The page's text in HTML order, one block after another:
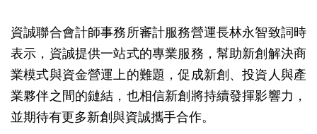
資誠聯合會計師事務所審計服務營運長林永智致詞時
表示，資誠提供一站式的專業服務，幫助新創解決商
業模式與資金營運上的難題，促成新創、投資人與產
業夥伴之間的鏈結，也相信新創將持續發揮影響力，
並期待有更多新創與資誠攜手合作。